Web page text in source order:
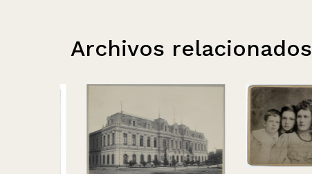
Archivos relacionados